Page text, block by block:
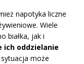
napotyka liczne
Wiele
białka, jak i
ich oddzielanie
może